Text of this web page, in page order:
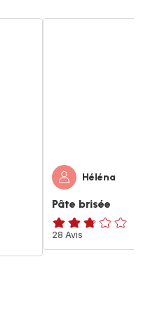
Héléna
Pâte brisée
ratings.2.7
28 Avis